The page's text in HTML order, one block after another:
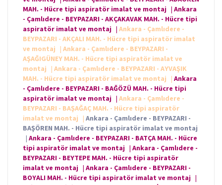
MAH. - Hücre tipi aspiratör imalat ve montaj | Ankara
- Çamlıdere - BEYPAZARI - AKÇAKAVAK MAH. - Hücre tipi
aspiratör imalat ve montaj | Ankara - Çamlıdere -
BEYPAZARI - AKÇALI MAH. - Hücre tipi aspiratör imalat
ve montaj
| Ankara - Çamlıdere - BEYPAZARI -
AŞAĞIGÜNEY MAH. - Hücre tipi aspiratör imalat ve
montaj
| Ankara - Çamlıdere - BEYPAZARI - AYVAŞIK
MAH. - Hücre tipi aspiratör imalat ve montaj
| Ankara
- Çamlıdere - BEYPAZARI - BAĞÖZÜ MAH. - Hücre tipi
aspiratör imalat ve montaj | Ankara - Çamlıdere -
BEYPAZARI - BAŞAĞAÇ MAH. - Hücre tipi aspiratör
imalat ve montaj
| Ankara - Çamlıdere - BEYPAZARI -
BAŞÖREN MAH. - Hücre tipi aspiratör imalat ve montaj
| Ankara - Çamlıdere - BEYPAZARI - BATÇA MAH. - Hücre
tipi aspiratör imalat ve montaj | Ankara - Çamlıdere -
BEYPAZARI - BEYTEPE MAH. - Hücre tipi aspiratör
imalat ve montaj | Ankara - Çamlıdere - BEYPAZARI -
BOYALI MAH. - Hücre tipi aspiratör imalat ve montaj |